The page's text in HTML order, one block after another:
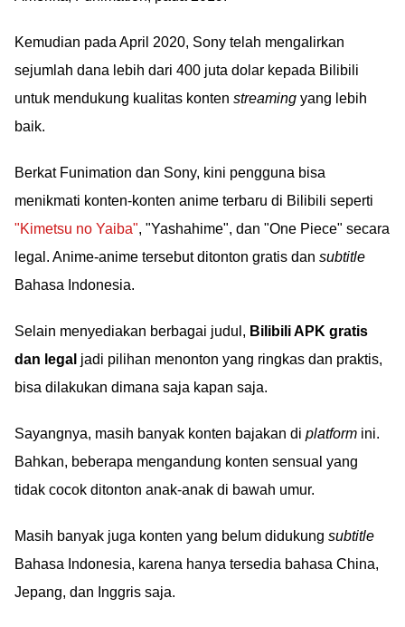
Kemudian pada April 2020, Sony telah mengalirkan
sejumlah dana lebih dari 400 juta dolar kepada Bilibili
untuk mendukung kualitas konten streaming yang lebih
baik.
Berkat Funimation dan Sony, kini pengguna bisa
menikmati konten-konten anime terbaru di Bilibili seperti
"Kimetsu no Yaiba", "Yashahime", dan "One Piece" secara
legal. Anime-anime tersebut ditonton gratis dan subtitle
Bahasa Indonesia.
Selain menyediakan berbagai judul, Bilibili APK gratis
dan legal jadi pilihan menonton yang ringkas dan praktis,
bisa dilakukan dimana saja kapan saja.
Sayangnya, masih banyak konten bajakan di platform ini.
Bahkan, beberapa mengandung konten sensual yang
tidak cocok ditonton anak-anak di bawah umur.
Masih banyak juga konten yang belum didukung subtitle
Bahasa Indonesia, karena hanya tersedia bahasa China,
Jepang, dan Inggris saja.